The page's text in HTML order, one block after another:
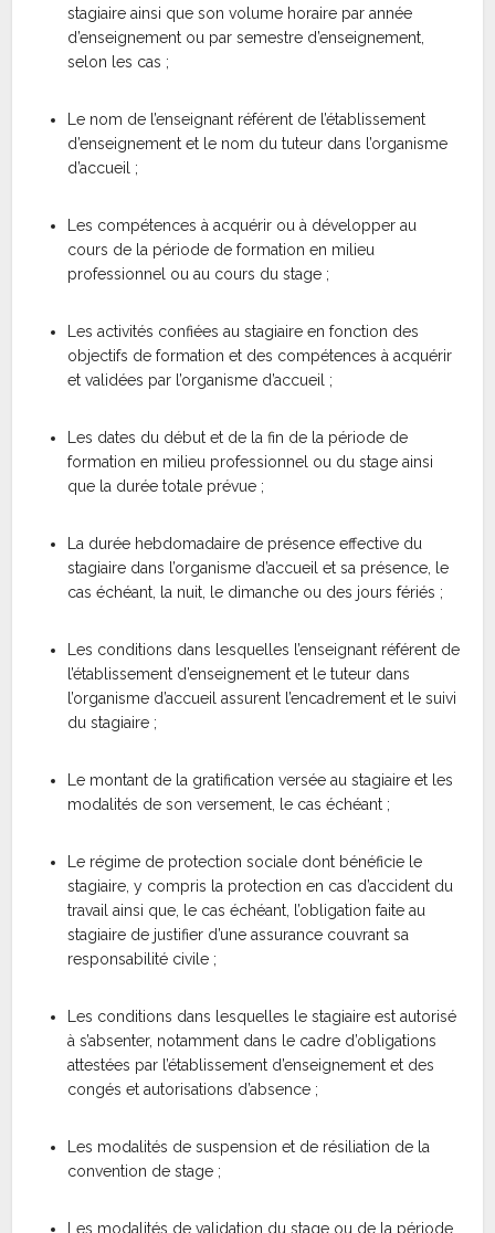
stagiaire ainsi que son volume horaire par année
d’enseignement ou par semestre d’enseignement,
selon les cas ;
Le nom de l’enseignant référent de l’établissement
d’enseignement et le nom du tuteur dans l’organisme
d’accueil ;
Les compétences à acquérir ou à développer au
cours de la période de formation en milieu
professionnel ou au cours du stage ;
Les activités confiées au stagiaire en fonction des
objectifs de formation et des compétences à acquérir
et validées par l’organisme d’accueil ;
Les dates du début et de la fin de la période de
formation en milieu professionnel ou du stage ainsi
que la durée totale prévue ;
La durée hebdomadaire de présence effective du
stagiaire dans l’organisme d’accueil et sa présence, le
cas échéant, la nuit, le dimanche ou des jours fériés ;
Les conditions dans lesquelles l’enseignant référent de
l’établissement d’enseignement et le tuteur dans
l’organisme d’accueil assurent l’encadrement et le suivi
du stagiaire ;
Le montant de la gratification versée au stagiaire et les
modalités de son versement, le cas échéant ;
Le régime de protection sociale dont bénéficie le
stagiaire, y compris la protection en cas d’accident du
travail ainsi que, le cas échéant, l’obligation faite au
stagiaire de justifier d’une assurance couvrant sa
responsabilité civile ;
Les conditions dans lesquelles le stagiaire est autorisé
à s’absenter, notamment dans le cadre d’obligations
attestées par l’établissement d’enseignement et des
congés et autorisations d’absence ;
Les modalités de suspension et de résiliation de la
convention de stage ;
Les modalités de validation du stage ou de la période